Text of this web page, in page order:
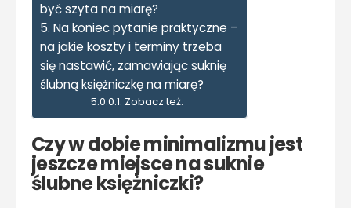
być szyta na miarę?
Na koniec pytanie praktyczne –
na jakie koszty i terminy trzeba
się nastawić, zamawiając suknię
ślubną księżniczkę na miarę?
Zobacz też:
Czy w dobie minimalizmu jest
jeszcze miejsce na suknie
ślubne księżniczki?